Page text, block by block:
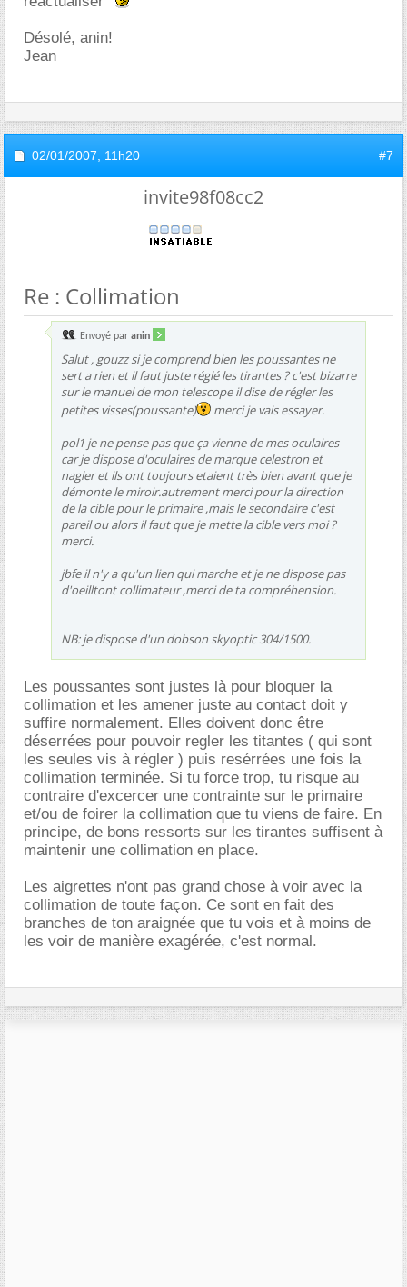
Désolé, anin!
Jean
02/01/2007, 11h20 #7
invite98f08cc2
Re : Collimation
Envoyé par anin
Salut , gouzz si je comprend bien les poussantes ne
sert a rien et il faut juste réglé les tirantes ? c'est bizarre
sur le manuel de mon telescope il dise de régler les
petites visses(poussante)
merci je vais essayer.
pol1 je ne pense pas que ça vienne de mes oculaires
car je dispose d'oculaires de marque celestron et
nagler et ils ont toujours etaient très bien avant que je
démonte le miroir.autrement merci pour la direction
de la cible pour le primaire ,mais le secondaire c'est
pareil ou alors il faut que je mette la cible vers moi ?
merci.
jbfe il n'y a qu'un lien qui marche et je ne dispose pas
d'oeilltont collimateur ,merci de ta compréhension.
NB: je dispose d'un dobson skyoptic 304/1500.
Les poussantes sont justes là pour bloquer la
collimation et les amener juste au contact doit y
suffire normalement. Elles doivent donc être
déserrées pour pouvoir regler les titantes ( qui sont
les seules vis à régler ) puis resérrées une fois la
collimation terminée. Si tu force trop, tu risque au
contraire d'excercer une contrainte sur le primaire
et/ou de foirer la collimation que tu viens de faire. En
principe, de bons ressorts sur les tirantes suffisent à
maintenir une collimation en place.
Les aigrettes n'ont pas grand chose à voir avec la
collimation de toute façon. Ce sont en fait des
branches de ton araignée que tu vois et à moins de
les voir de manière exagérée, c'est normal.